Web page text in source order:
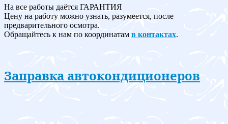
На все работы даётся ГАРАНТИЯ
Цену на работу можно узнать, разумеется, после
предварительного осмотра.
Обращайтесь к нам по координатам в контактах.
Заправка автокондиционеров